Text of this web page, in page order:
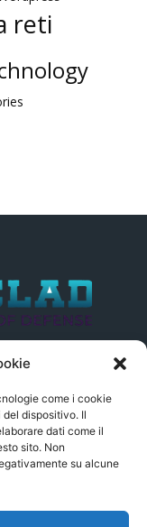
come i cookie
dispositivo. Il
dati come il
sito. Non
su alcune
reti
né può essere
contenuti. Si precisa
NON sono da
GenSys.it, ad
nel blog.